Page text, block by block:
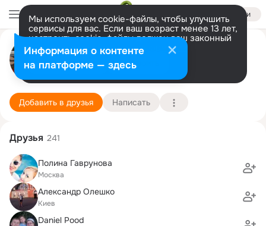
Войти
Мы используем cookie-файлы, чтобы улучшить
сервисы для вас. Если ваш возраст менее 13 лет,
настроить cookie-файлы должен ваш законный
представитель. Больше информации
Разрешить все Настроить
Chana Sofer (Kudryavtseva)
NY Monsey
27 февраля (43 года)
Школа "Бат Цион"
Подробнее
Добавить в друзья Написать
Друзья 241
Полина Гаврунова
Москва
Александр Олешко
Киев
Daniel Pood
Информация о контенте
на платформе — здесь